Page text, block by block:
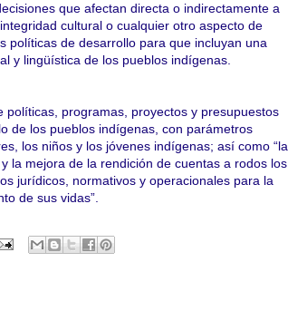
que afectan directa o indirectamente a
cultural o cualquier otro aspecto de
políticas de desarrollo para que incluyan una
y lingüística de los pueblos indígenas.
políticas, programas, proyectos y presupuestos
de los pueblos indígenas, con parámetros
los niños y los jóvenes indígenas; así como “la
la mejora de la rendición de cuentas a rodos los
jurídicos, normativos y operacionales para la
de sus vidas”.